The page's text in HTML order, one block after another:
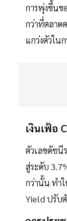
การพุ่งขึ้นข
กว่าที่ตลาด
แกว่งตัวใน
เงินเฟ้อ
ตัวเลขดัชนี
สู่ระดับ
กว่านั้น ทำ
Yield ปรับ